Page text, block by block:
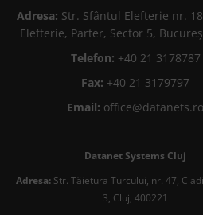
Adresa: Str. Sfântul Elefterie nr.
Elefterie, Parter, Sector 5,
Telefon: +40 21 3178787
Fax: +40 21 3179797
Email: office@datanets.ro
Datanet Systems Cluj
Adresa: Str. Tăietura Turcului, nr. 47,
3, Cluj, 400221